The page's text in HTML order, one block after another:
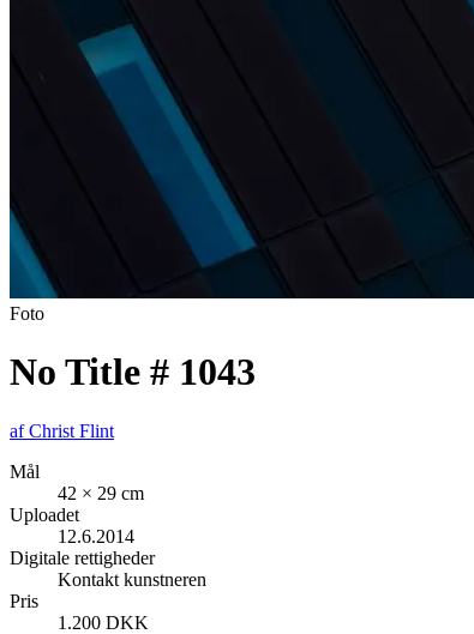
Foto
No Title # 1043
afChrist Flint
Mål
42 × 29 cm
Uploadet
12.6.2014
Digitale rettigheder
Kontakt kunstneren
Pris
1.200 DKK